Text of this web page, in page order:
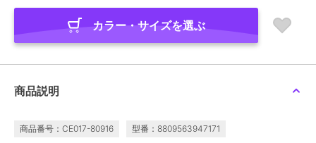
カラー・サイズを選ぶ
商品説明
商品番号：CE017-80916 型番：8809563947171